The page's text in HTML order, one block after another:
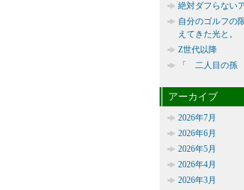
絶対ダフらない
自分のゴルフの
えてきた光と。
Z世代以降
「 二人目の孫
アーカイブ
2026年7月
2026年6月
2026年5月
2026年4月
2026年3月